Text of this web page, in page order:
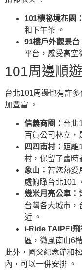
101樓祕境花園：
和下午茶 。
91樓戶外觀景台
平台，感受高空
101周邊順
台北101周邊也有許
加豐富 。
信義商圈： 台北
百貨公司林立，
四四南村： 距離
村，保留了舊時
象山： 若您熱愛
處俯瞰台北101
幾米月亮公車：
台灣各大城市，
近 。
i-Ride TAIPEI飛
區，微風南山6
此外，國父紀念館和
內，可以一併安排 。